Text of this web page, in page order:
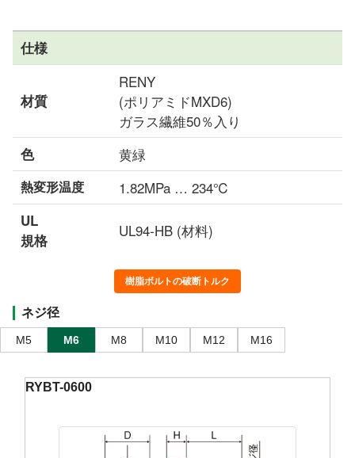
ご利用ガイド
お問い合わせ窓口
仕様
材質
RENY
(ポリアミドMXD6)
ガラス繊維50％入り
色 黄緑
熱変形温度 1.82MPa … 234℃
UL
規格
UL94-HB (材料)
樹脂ボルトの破断トルク
ネジ径
M5 M6 M8 M10 M12 M16
RYBT-0600